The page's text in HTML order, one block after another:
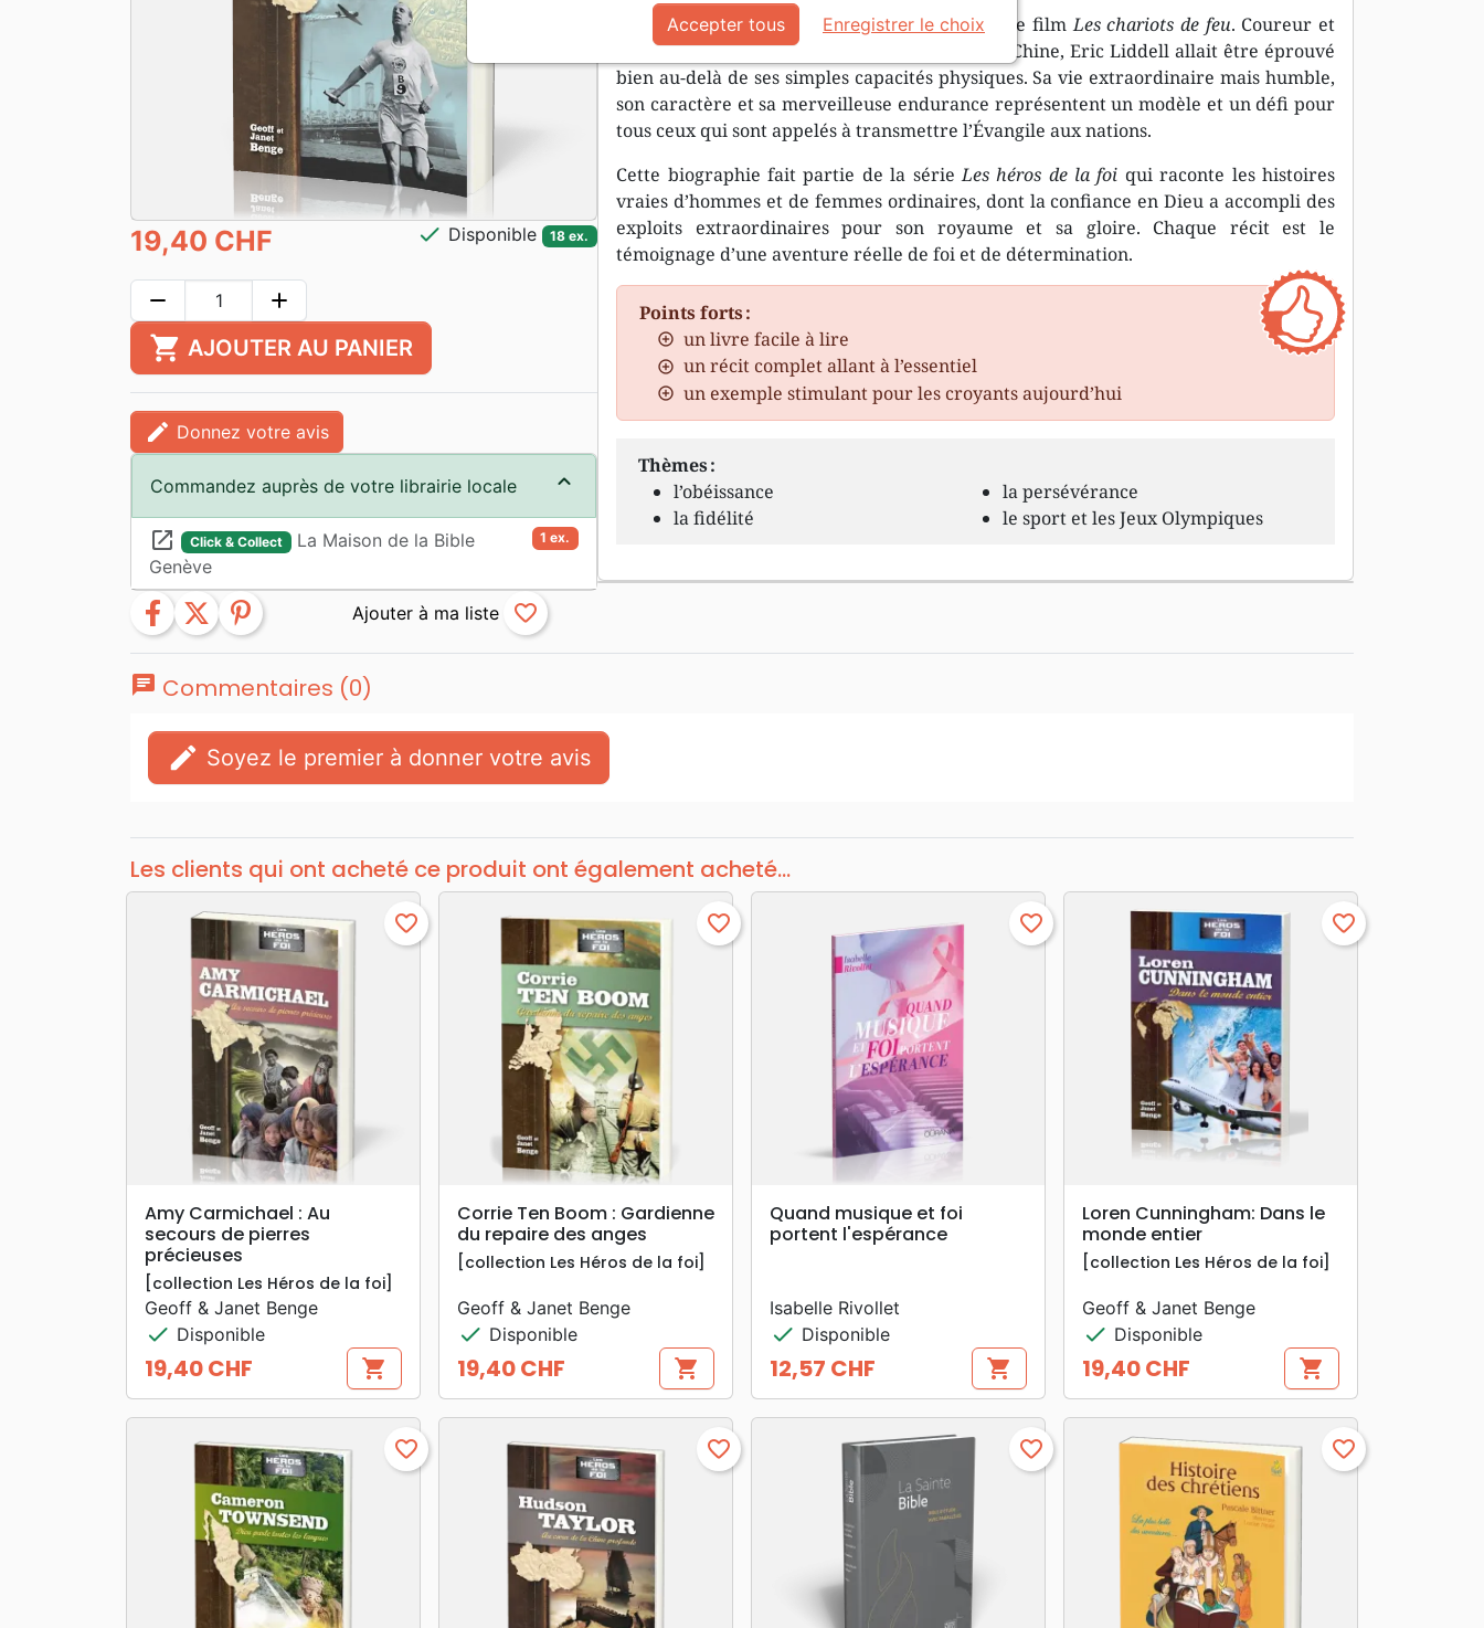
Eric Liddell (1902-1945) est le héros du célèbre filmLes chariots de feu. Coureur et
champion olympique devenu missionnaire en Chine, Eric Liddell allait être éprouvé
bien au-delà de ses simples capacités physiques. Sa vie extraordinaire mais humble,
son caractère et sa merveilleuse endurance représentent un modèle et un défi pour
tous ceux qui sont appelés à transmettre l’Évangile aux nations.
Cette biographie fait partie de la sérieLes héros de la foi qui raconte les histoires
vraies d’hommes et de femmes ordinaires, dont la confiance en Dieu a accompli des
exploits extraordinaires pour son royaume et sa gloire. Chaque récit est le
témoignage d’une aventure réelle de foi et de détermination.
Points forts :
un livre facile à lire
un récit complet allant à l’essentiel
un exemple stimulant pour les croyants aujourd’hui
Thèmes :
l’obéissance
la fidélité
la persévérance
le sport et les Jeux Olympiques
19,40 CHF check Disponible 18 ex.
remove add
shopping_cart AJOUTER AU PANIER
edit Donnez votre avis
Commandez auprès de votre librairie locale
1 ex.
launch Click & Collect La Maison de la Bible
Genève
facebook twitter pinterest favorite_border
chat Commentaires (0)
edit Soyez le premier à donner votre avis
Les clients qui ont acheté ce produit ont également acheté...
search APERÇU RAPIDE
favorite_border
Amy Carmichael : Au
secours de pierres
précieuses
[collection Les Héros de la foi]
Geoff & Janet Benge
check Disponible
Prix
19,40 CHF shopping_cart
searchAPERÇU RAPIDE
favorite_border
Corrie Ten Boom : Gardienne
du repaire des anges
[collection Les Héros de la foi]
Geoff & Janet Benge
check Disponible
Prix
19,40 CHF shopping_cart
search APERÇU RAPIDE
favorite_border
Quand musique et foi
portent l'espérance
Isabelle Rivollet
check Disponible
Prix
12,57 CHF shopping_cart
search APERÇU RAPIDE
favorite_border
Loren Cunningham: Dans le
monde entier
[collection Les Héros de la foi]
Geoff & Janet Benge
check Disponible
Prix
19,40 CHF shopping_cart
favorite_border favorite_border favorite_border favorite_border
Accepter tous Enregistrer le choix